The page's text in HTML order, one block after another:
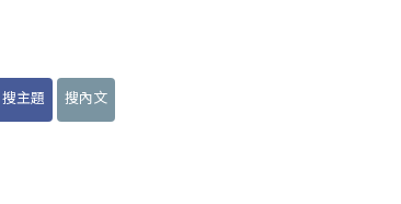
搜主題 搜內文